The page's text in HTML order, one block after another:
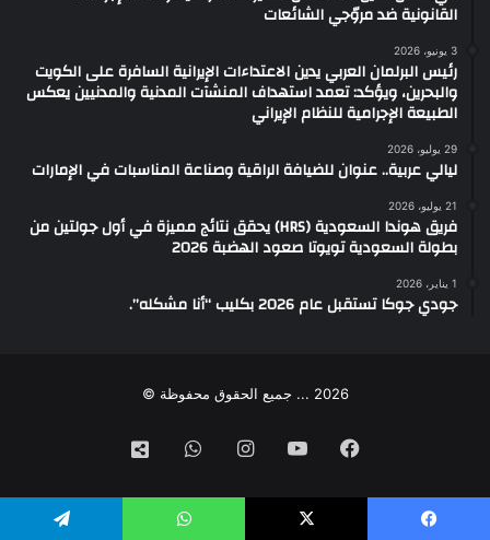
القانونية ضد مروّجي الشائعات
3 يونيو، 2026
رئيس البرلمان العربي يدين الاعتداءات الإيرانية السافرة على الكويت
والبحرين، ويؤكد: تعمد استهداف المنشآت المدنية والمدنيين يعكس
الطبيعة الإجرامية للنظام الإيراني
29 يوليو، 2026
ليالي عربية.. عنوان للضيافة الراقية وصناعة المناسبات في الإمارات
21 يوليو، 2026
فريق هوندا السعودية (HRS) يحقق نتائج مميزة في أول جولتين من
بطولة السعودية تويوتا صعود الهضبة 2026
1 يناير، 2026
جودي جوكا تستقبل عام 2026 بكليب “أنا مشكله”.
2026 ... جميع الحقوق محفوظة ©
فيسبوك‫YouTubeانستقرامواتسابتيك
توك